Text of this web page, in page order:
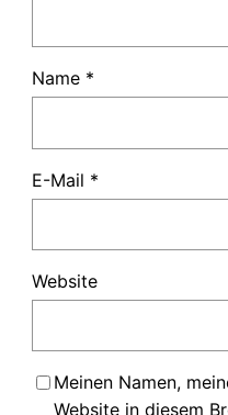
Name *
E-Mail *
Website
Meinen Namen,
Website in diesem